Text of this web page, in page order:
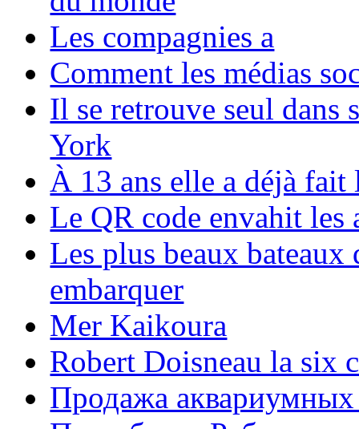
Les compagnies a
Comment les médias
Il se retrouve seul dans
York
À 13 ans elle a déjà
Le QR code envahit les
Les plus beaux bateaux
embarquer
Mer Kaikoura
Robert Doisneau la six
Продажа аквариумных